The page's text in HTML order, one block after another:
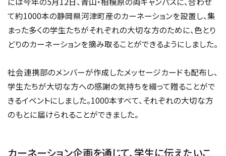
て約1000本の静岡県河津町産のカーネーションを設置し、集
まった多くの学生たちがそれぞれの大切な方のために、色とり
どりのカーネーションを摘み取ることができるようにしました。
社会連携部のメンバーが作成したメッセージカードも配布し、
学生たちが大切な方への感謝の気持ちを綴って贈ることがで
きるイベントにしました。1000本すべて、それぞれの大切な方
のもとに届けられることができました。
カーネーション企画を通じて、学生に伝えたいこ